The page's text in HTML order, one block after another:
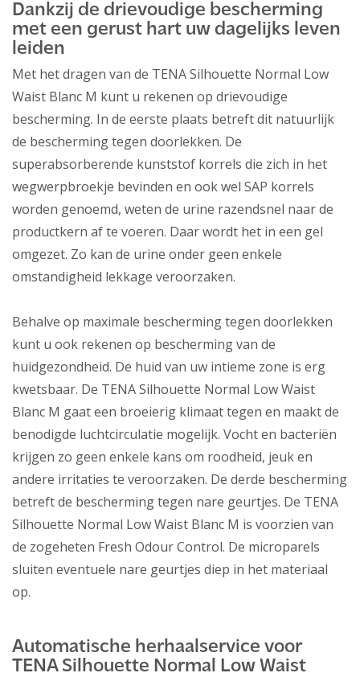
Dankzij de drievoudige bescherming
met een gerust hart uw dagelijks leven
leiden
Met het dragen van de TENA Silhouette Normal Low
Waist Blanc M kunt u rekenen op drievoudige
bescherming. In de eerste plaats betreft dit natuurlijk
de bescherming tegen doorlekken. De
superabsorberende kunststof korrels die zich in het
wegwerpbroekje bevinden en ook wel SAP korrels
worden genoemd, weten de urine razendsnel naar de
productkern af te voeren. Daar wordt het in een gel
omgezet. Zo kan de urine onder geen enkele
omstandigheid lekkage veroorzaken.
Behalve op maximale bescherming tegen doorlekken
kunt u ook rekenen op bescherming van de
huidgezondheid. De huid van uw intieme zone is erg
kwetsbaar. De TENA Silhouette Normal Low Waist
Blanc M gaat een broeierig klimaat tegen en maakt de
benodigde luchtcirculatie mogelijk. Vocht en bacteriën
krijgen zo geen enkele kans om roodheid, jeuk en
andere irritaties te veroorzaken. De derde bescherming
betreft de bescherming tegen nare geurtjes. De TENA
Silhouette Normal Low Waist Blanc M is voorzien van
de zogeheten Fresh Odour Control. De microparels
sluiten eventuele nare geurtjes diep in het materiaal
op.
Automatische herhaalservice voor
TENA Silhouette Normal Low Waist